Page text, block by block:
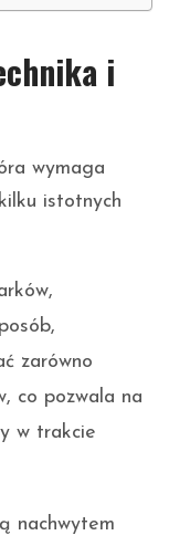
i
wymaga
istotnych
zarówno
co pozwala na
w trakcie
nachwytem